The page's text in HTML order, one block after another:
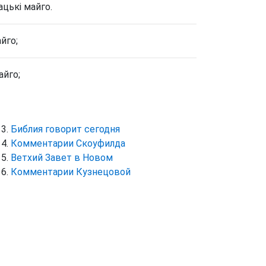
майго.
Библия говорит сегодня
Комментарии Скоуфилда
Ветхий Завет в Новом
Комментарии Кузнецовой